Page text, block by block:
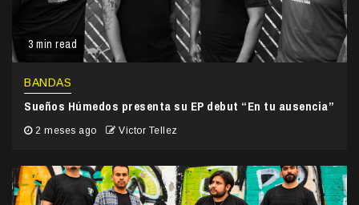
3 min read
BANDAS
Sueños Húmedos presenta su EP debut “En tu ausencia”
2 meses ago Victor Tellez